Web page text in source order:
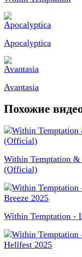
Apocalyptica
Avantasia
Похожие
Within Temptation &
(Official)
Within Temptation -